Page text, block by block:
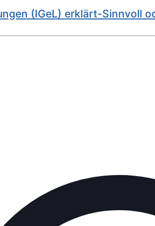
(IGeL) erklärt-Sinnvoll